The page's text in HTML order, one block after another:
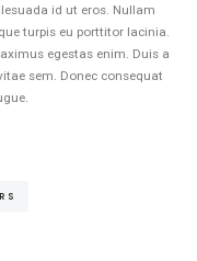
id ut eros. Nullam
turpis eu porttitor lacinia.
egestas enim. Duis a
sem. Donec consequat